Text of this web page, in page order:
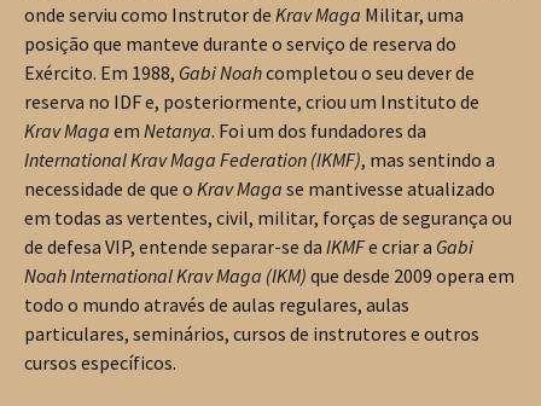
onde serviu como Instrutor de Krav Maga Militar, uma
posição que manteve durante o serviço de reserva do
Exército. Em 1988, Gabi Noahcompletou o seu dever de
reserva no IDF e, posteriormente, criou um Instituto de
Krav Maga em Netanya. Foi um dos fundadores da
International Krav Maga Federation (IKMF), mas sentindo a
necessidade de que o Krav Maga se mantivesse atualizado
em todas as vertentes, civil, militar, forças de segurança ou
de defesa VIP, entende separar-se da IKMFe criar a Gabi
Noah International Krav Maga (IKM) que desde 2009 opera em
todo o mundo através de aulas regulares, aulas
particulares, seminários, cursos de instrutores e outros
cursos específicos.